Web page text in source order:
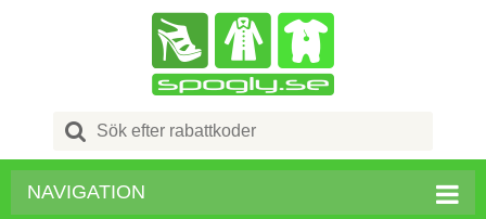
Search
for:
NAVIGATION